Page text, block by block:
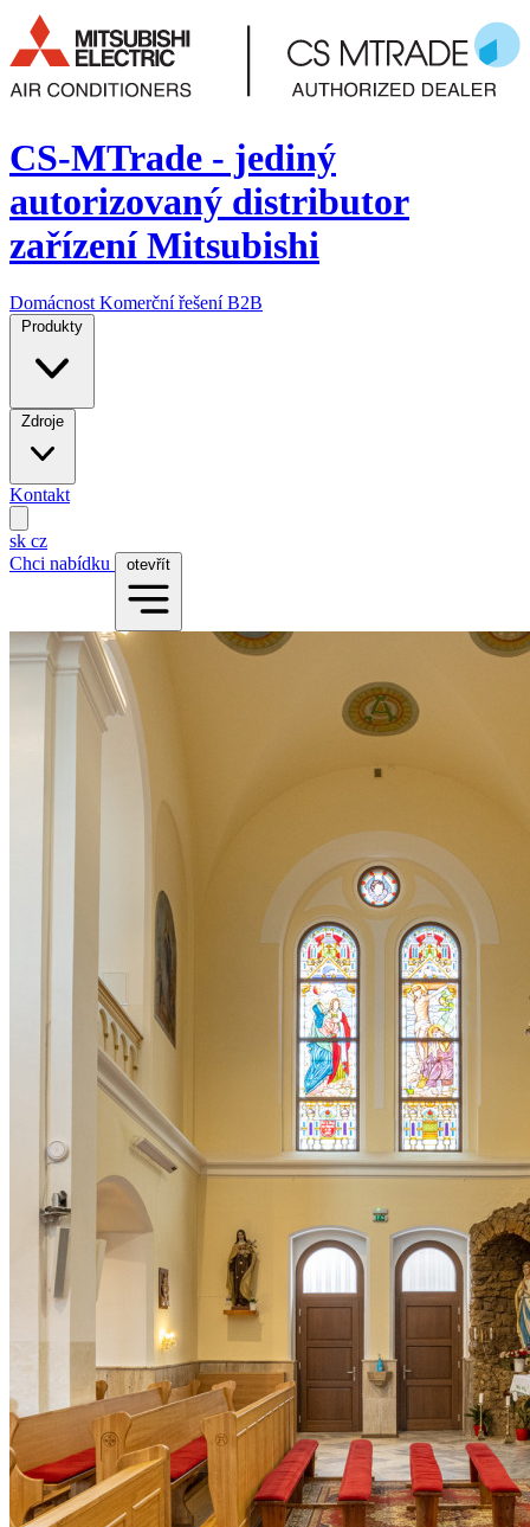
CS-MTrade - jediný
autorizovaný distributor
zařízení Mitsubishi
Domácnost Komerční řešeníB2B
Produkty
Zdroje
Kontakt
sk cz
Chci nabídku
otevřít